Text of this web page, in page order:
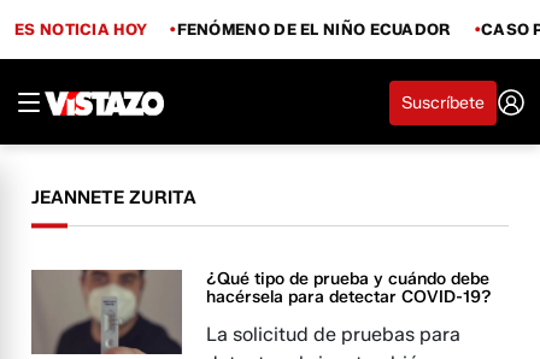
ES NOTICIA HOY FENÓMENO DE EL NIÑO ECUADOR CASO
Suscríbete
JEANNETE ZURITA
¿Qué tipo de prueba y cuándo debe
hacérsela para detectar COVID-19?
La solicitud de pruebas para